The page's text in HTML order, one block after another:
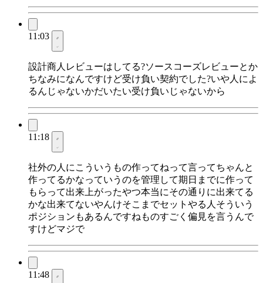
11:03
設計商人レビューはしてる?ソースコーズレビューとか
ちなみになんですけど受け負い契約でした?いや人によ
るんじゃないかだいたい受け負いじゃないから
11:18
社外の人にこういうもの作ってねって言ってちゃんと
作ってるかなっていうのを管理して期日までに作って
もらって出来上がったやつ本当にその通りに出来てる
かな出来てないやんけそこまでセットやる人そういう
ポジションもあるんですねものすごく偏見を言うんで
すけどマジで
11:48